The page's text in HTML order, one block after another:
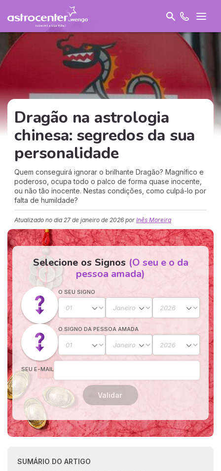
Dragão na astrologia
chinesa: segredos da sua
personalidade
Quem conseguirá ignorar o brilhante Dragão? Magnífico e
poderoso, ocupa todo o palco de forma quase inocente,
ou não tão inocente. Nestas condições, como culpá-lo por
falta de humildade?
Atualizado no dia 27 de janeiro de 2026 por Inês Moreira
Selecione os Signos (O seu e o da
pessoa amada)
O SEU SIGNO
O SIGNO DA PESSOA AMADA
SEU E-MAIL
Validar
SUMÁRIO DO ARTIGO